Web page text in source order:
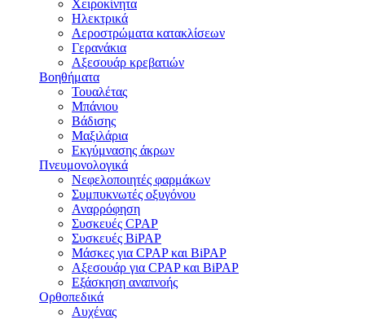
Χειροκίνητα
Ηλεκτρικά
Αεροστρώματα κατακλίσεων
Γερανάκια
Αξεσουάρ κρεβατιών
Βοηθήματα
Τουαλέτας
Μπάνιου
Βάδισης
Μαξιλάρια
Εκγύμνασης άκρων
Πνευμονολογικά
Νεφελοποιητές φαρμάκων
Συμπυκνωτές οξυγόνου
Αναρρόφηση
Συσκευές CPAP
Συσκευές BiPAP
Μάσκες για CPAP και BiPAP
Αξεσουάρ για CPAP και BiPAP
Εξάσκηση αναπνοής
Ορθοπεδικά
Αυχένας